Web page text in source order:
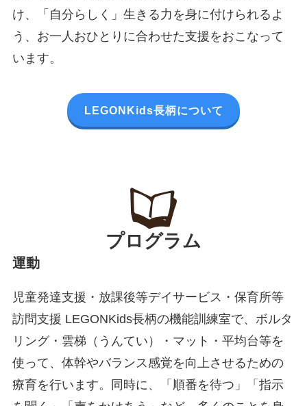
け、「自分らしく」生きる力を身に付けられるよ
う、お一人おひとりに合わせた支援をおこなって
います。
LEGONKids長柄について
プログラム
運動
児童発達支援・放課後等デイサービス・保育所等
訪問支援 LEGONKids長柄の機能訓練室で、ボルタ
リング・雲梯（うんてい）・マット・平均台等を
使って、体幹やバランス感覚を向上させるための
療育を行います。同時に、「順番を待つ」「指示